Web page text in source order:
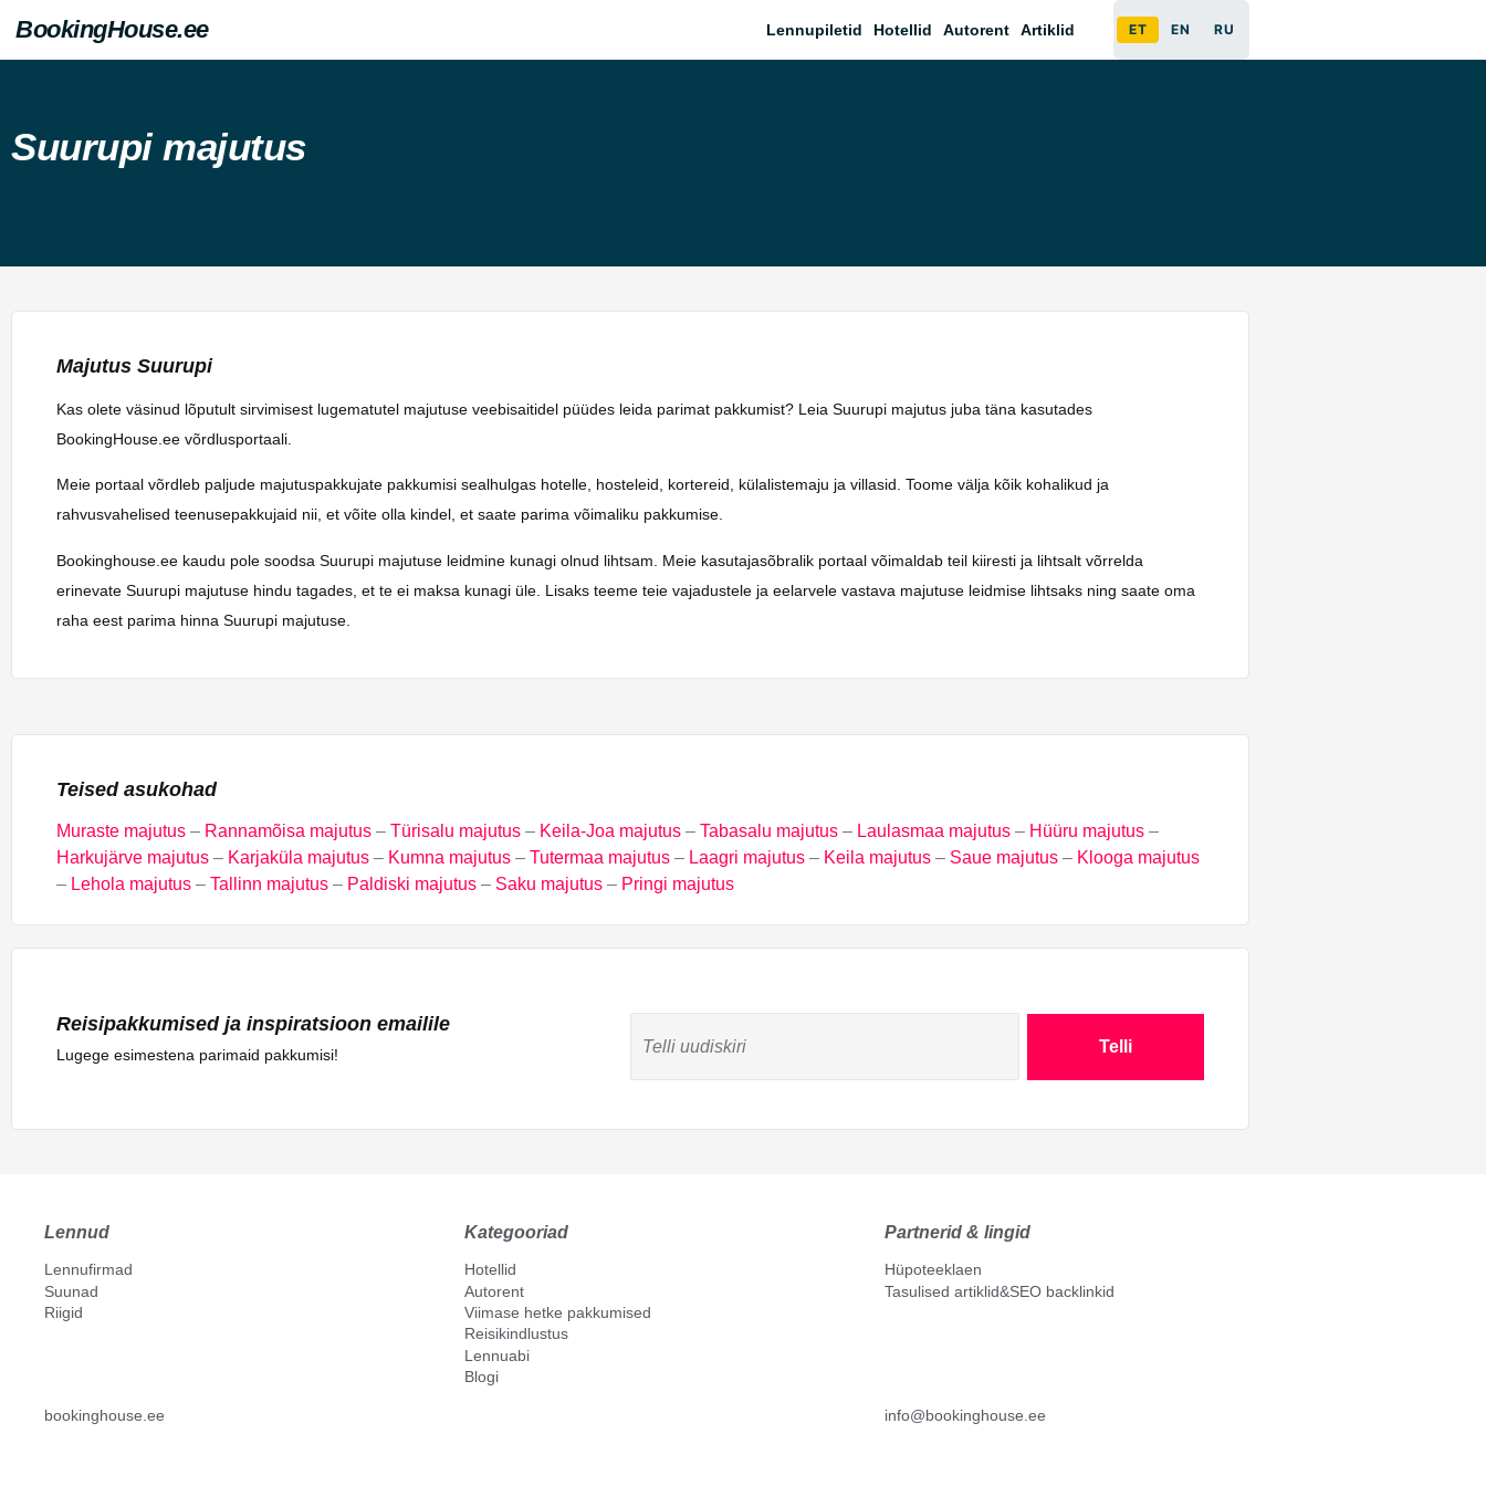
BookingHouse.ee Lennupiletid Hotellid Autorent Artiklid ET EN RU
Suurupi majutus
Majutus Suurupi
Kas olete väsinud lõputult sirvimisest lugematutel majutuse veebisaitidel püüdes leida parimat pakkumist? Leia Suurupi majutus juba täna kasutades
BookingHouse.ee võrdlusportaali.
Meie portaal võrdleb paljude majutuspakkujate pakkumisi sealhulgas hotelle, hosteleid, kortereid, külalistemaju ja villasid. Toome välja kõik kohalikud ja
rahvusvahelised teenusepakkujaid nii, et võite olla kindel, et saate parima võimaliku pakkumise.
Bookinghouse.ee kaudu pole soodsa Suurupi majutuse leidmine kunagi olnud lihtsam. Meie kasutajasõbralik portaal võimaldab teil kiiresti ja lihtsalt võrrelda
erinevate Suurupi majutuse hindu tagades, et te ei maksa kunagi üle. Lisaks teeme teie vajadustele ja eelarvele vastava majutuse leidmise lihtsaks ning saate oma
raha eest parima hinna Suurupi majutuse.
Teised asukohad
Muraste majutus – Rannamõisa majutus – Türisalu majutus – Keila-Joa majutus – Tabasalu majutus – Laulasmaa majutus – Hüüru majutus –
Harkujärve majutus – Karjaküla majutus – Kumna majutus – Tutermaa majutus – Laagri majutus – Keila majutus – Saue majutus – Klooga majutus
– Lehola majutus – Tallinn majutus – Paldiski majutus – Saku majutus – Pringi majutus
Reisipakkumised ja inspiratsioon emailile
Lugege esimestena parimaid pakkumisi! Telli
Lennud
Lennufirmad
Suunad
Riigid
Kategooriad
Hotellid
Autorent
Viimase hetke pakkumised
Reisikindlustus
Lennuabi
Blogi
Partnerid & lingid
Hüpoteeklaen
Tasulised artiklid&SEO backlinkid
bookinghouse.ee info@bookinghouse.ee